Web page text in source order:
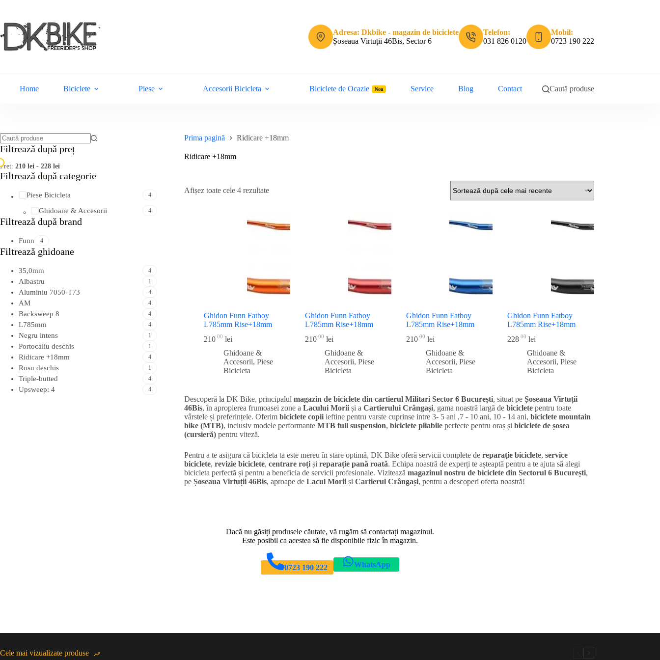
conținut
Adresa: Dkbike - magazin de biciclete
Șoseaua Virtuții 46Bis, Sector 6
Telefon:
031 826 0120
Mobil:
0723 190 222
Home Biciclete Piese Accesorii Bicicleta Biciclete de Ocazie Nou Service Blog Contact Caută produse
Prima pagină Ridicare +18mm
Ridicare +18mm
Afișez toate cele 4 rezultateSortat
recente
Ghidon Funn Fatboy
L785mm Rise+18mm
21000 lei
Ghidoane &
Accesorii, Piese
Bicicleta
Ghidon Funn Fatboy
L785mm Rise+18mm
210 00 lei
Ghidoane &
Accesorii,Piese
Bicicleta
Ghidon Funn Fatboy
L785mm Rise+18mm
210 00 lei
Ghidoane &
Accesorii,Piese
Bicicleta
Ghidon Funn Fatboy
L785mm Rise+18mm
228 00 lei
Ghidoane &
Accesorii,Piese
Bicicleta
Descoperă la DK Bike, principalul magazin de biciclete din cartierul MilitariSector 6 București, situat pe Șoseaua Virtuții
46Bis, în apropierea frumoasei zone a Lacului Moriiși a Cartierului Crângași, gama noastră largă de bicicletepentru toate
vârstele și preferințele. Oferim biciclete copiiieftine pentru varste cuprinse intre 3- 5 ani ,7 - 10 ani, 10 - 14 ani, biciclete mountain
bike (MTB), inclusiv modele performante MTB full suspension, biciclete pliabileperfecte pentru oraș și biciclete de șosea
(cursieră)pentru viteză.
Pentru a te asigura că bicicleta ta este mereu în stare optimă, DK Bike oferă servicii complete de reparație biciclete, service
biciclete, revizie biciclete, centrare roțiși reparație pană roată. Echipa noastră de experți te așteaptă pentru a te ajuta să alegi
bicicleta perfectă și pentru a beneficia de servicii profesionale. Vizitează magazinul nostru de biciclete din Sectorul 6 București,
pe Șoseaua Virtuții 46Bis, aproape de Lacul Moriiși Cartierul Crângași, pentru a descoperi oferta noastră!
Niciun
Filtreazǎ dupǎ preț
Pret: 210 lei - 228 lei
Filtreazǎ dupǎ categorie
Piese Bicicleta 4
Ghidoane & Accesorii 4
Filtreazǎ dupǎ brand
Funn 4
Filtreazǎ ghidoane
35,0mm 4
Albastru 1
Aluminiu 7050-T73 4
AM 4
Backsweep 8 4
L785mm 4
Negru intens 1
Portocaliu deschis 1
Ridicare +18mm 4
Rosu deschis 1
Triple-butted 4
Upsweep: 4 4
Dacă nu găsiți produsele căutate, vă rugăm să contactați magazinul.
Este posibil ca acestea să fie disponibile fizic în magazin.
0723 190 222 WhatsApp
Cele mai vizualizate produse